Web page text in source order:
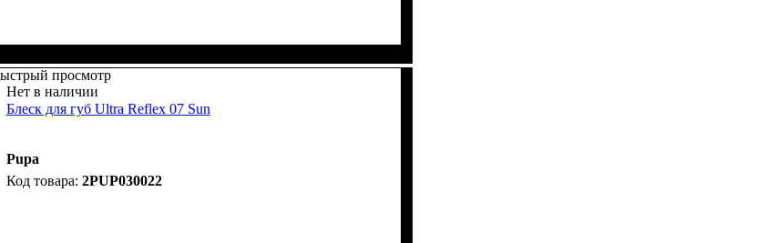
просмотр
Нет в наличии
Блеск для губ Ultra Reflex 07 Sun
Pupa
2PUP030022